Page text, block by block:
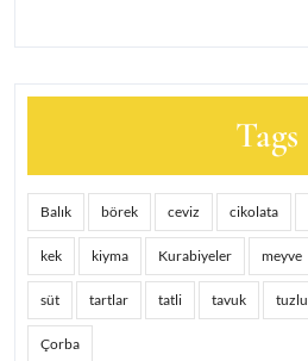
Tags
Balık börek ceviz cikolata
kek kiyma Kurabiyeler meyve
süt tartlar tatli tavuk tuzlu
Çorba